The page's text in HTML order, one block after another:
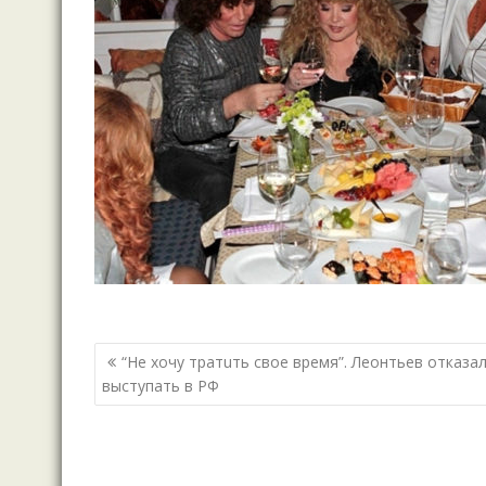
Навигация
по
записям
“Не хочу тратuть свое время”. Леонтьев
выступать в РФ